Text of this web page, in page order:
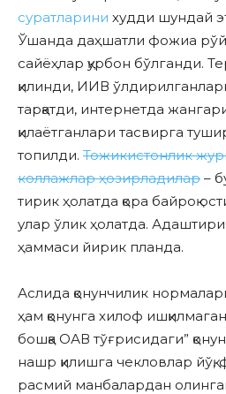
суратларини худди шундай
Ўшанда даҳшатли фожиа
сайёҳлар қурбон бўлганди.
қилинди, ИИВ
тарқатди, интернетда
қилаётганлари тасвирга
топилди. Тожикистонлик
коллажлар ҳозирладилар –
тирик ҳолатда қора байроқ
улар ўлик ҳолатда.
ҳаммаси йирик планда.
Аслида қонунчилик
ҳам қонунга хилоф
бошқа ОАВ тўғрисидаги”
нашр қилишга чекловлар йўқ,
расмий манбалардан